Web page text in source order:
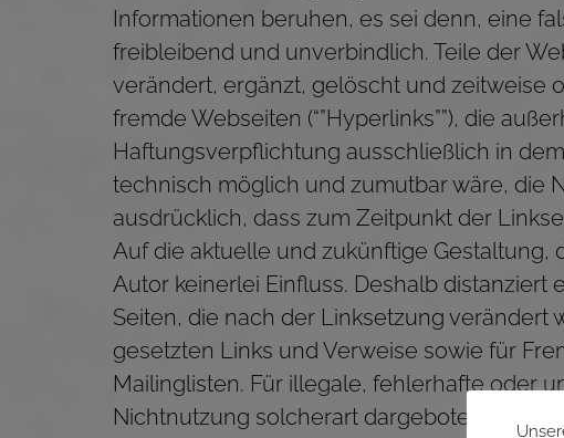
Informationen beruhen, es sei denn, eine
freibleibend und unverbindlich. Teile der
verändert, ergänzt, gelöscht und zeitweise
fremde Webseiten (“”Hyperlinks””), die
Haftungsverpflichtung ausschließlich in
technisch möglich und zumutbar wäre, die
ausdrücklich, dass zum Zeitpunkt der
Auf die aktuelle und zukünftige
Autor keinerlei Einfluss. Deshalb
Seiten, die nach der Linksetzung
gesetzten Links und Verweise sowie für
Mailinglisten. Für illegale, fehlerhafte oder
Nichtnutzung solcherart dargebotener